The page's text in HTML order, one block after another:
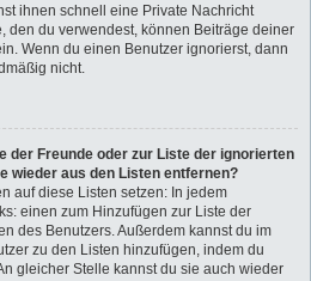
ihnen schnell eine Private Nachricht
den du verwendest, können Beiträge deiner
Wenn du einen Benutzer ignorierst, dann
nicht.
der Freunde oder zur Liste der ignorierten
wieder aus den Listen entfernen?
auf diese Listen setzen: In jedem
einen zum Hinzufügen zur Liste der
des Benutzers. Außerdem kannst du im
zu den Listen hinzufügen, indem du
gleicher Stelle kannst du sie auch wieder